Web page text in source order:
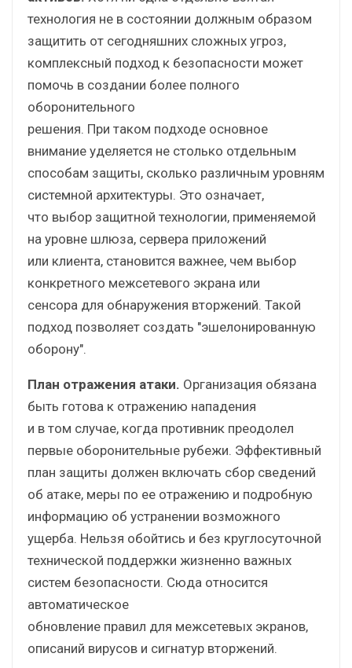
технология не в состоянии должным образом
защитить от сегодняшних сложных угроз,
комплексный подход к безопасности может
помочь в создании более полного
оборонительного
решения. При таком подходе основное
внимание уделяется не столько отдельным
способам защиты, сколько различным уровням
системной архитектуры. Это означает,
что выбор защитной технологии, применяемой
на уровне шлюза, сервера приложений
или клиента, становится важнее, чем выбор
конкретного межсетевого экрана или
сенсора для обнаружения вторжений. Такой
подход позволяет создать "эшелонированную
оборону".
План отражения атаки. Организация обязана
быть готова к отражению нападения
и в том случае, когда противник преодолел
первые оборонительные рубежи. Эффективный
план защиты должен включать сбор сведений
об атаке, меры по ее отражению и подробную
информацию об устранении возможного
ущерба. Нельзя обойтись и без круглосуточной
технической поддержки жизненно важных
систем безопасности. Сюда относится
автоматическое
обновление правил для межсетевых экранов,
описаний вирусов и сигнатур вторжений.